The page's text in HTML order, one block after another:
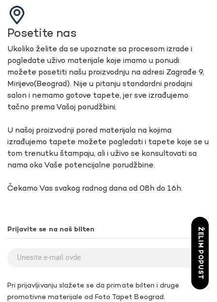
Posetite nas
Ukoliko želite da se upoznate sa procesom izrade i
pogledate uživo materijale koje imamo u ponudi
možete posetiti našu proizvodnju na adresi Zagrađe 9,
Mirijevo(Beograd). Nije u pitanju standardni prodajni
salon i nemamo gotove tapete, jer sve izrađujemo
tačno prema Vašoj porudžbini.
U našoj proizvodnji pored materijala na kojima
izrađujemo tapete možete pogledati i tapete koje se u
tom trenutku štampaju, ali i uživo se konsultovati sa
nama oko Vaše potencijalne porudžbine.
Čekamo Vas svakog radnog dana od 08h do 16h.
Prijavite se na naš bilten
Pri prijavljivanju slažete se da primate bilten i druge
promotivne materijale od Foto Tapet Beograd.
ŽELIM POPUST